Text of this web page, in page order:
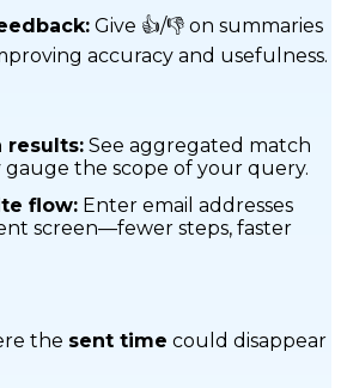
Give 👍/👎 on summaries
accuracy and usefulness.
results: See aggregated match
the scope of your query.
flow: Enter email addresses
screen—fewer steps, faster
the sent time could disappear